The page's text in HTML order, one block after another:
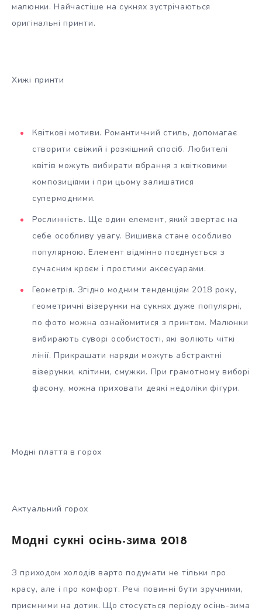
малюнки. Найчастіше на сукнях зустрічаються
оригінальні принти.
Хижі принти
Квіткові мотиви. Романтичний стиль, допомагає
створити свіжий і розкішний спосіб. Любителі
квітів можуть вибирати вбрання з квітковими
композиціями і при цьому залишатися
супермодними.
Рослинність. Ще один елемент, який звертає на
себе особливу увагу. Вишивка стане особливо
популярною. Елемент відмінно поєднується з
сучасним кроєм і простими аксесуарами.
Геометрія. Згідно модним тенденціям 2018 року,
геометричні візерунки на сукнях дуже популярні,
по фото можна ознайомитися з принтом. Малюнки
вибирають суворі особистості, які воліють чіткі
лінії. Прикрашати наряди можуть абстрактні
візерунки, клітини, смужки. При грамотному виборі
фасону, можна приховати деякі недоліки фігури.
Модні плаття в горох
Актуальний горох
Модні сукні осінь-зима 2018
З приходом холодів варто подумати не тільки про
красу, але і про комфорт. Речі повинні бути зручними,
приємними на дотик. Що стосується періоду осінь-зима